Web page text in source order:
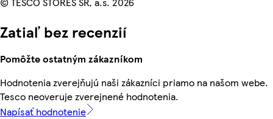
Zatiaľ bez recenzií
Pomôžte ostatným zákazníkom
Hodnotenia zverejňujú naši zákazníci priamo na našom webe.
Tesco neoveruje zverejnené hodnotenia.
Napísať hodnotenie